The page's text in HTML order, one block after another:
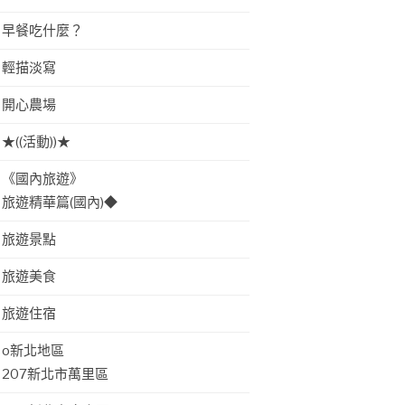
早餐吃什麼？
輕描淡寫
開心農場
★((活動))★
《國內旅遊》
旅遊精華篇(國內)◆
旅遊景點
旅遊美食
旅遊住宿
o新北地區
207新北市萬里區